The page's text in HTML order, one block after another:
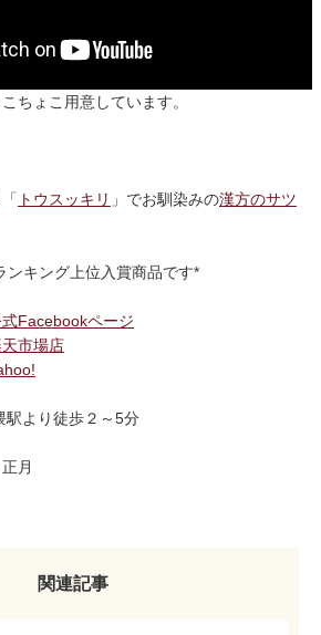
ちょこ用意しています。
トウスッキリ 」でお馴染みの漢方のサツ
ンキング上位入賞商品です*
Facebookページ
市場店
駅より徒歩２～5分
月
関連記事